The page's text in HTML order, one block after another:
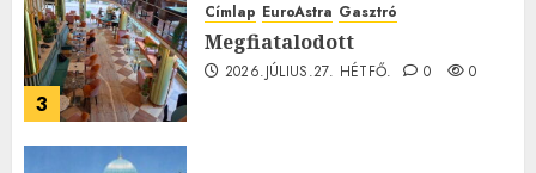
3
Címlap EuroAstra Gasztró
Megfiatalodott
2026.JÚLIUS.27. HÉTFŐ. 0 0